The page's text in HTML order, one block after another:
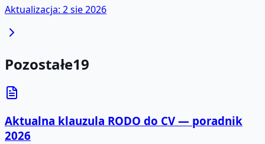
Aktualizacja: 2 sie 2026
Pozostałe19
Aktualna klauzula RODO do CV — poradnik
2026